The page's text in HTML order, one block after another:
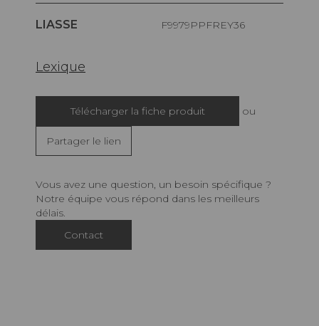
LIASSE F9979PPFREY36
Lexique
Télécharger la fiche produit ou
Partager le lien
Vous avez une question, un besoin spécifique ?
Notre équipe vous répond dans les meilleurs
délais.
Contact